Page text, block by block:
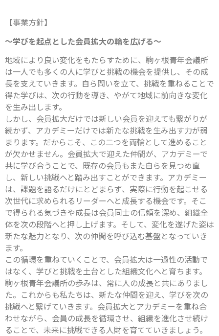
【事業方針】
～学びを起点とした会員拡大の輪を広げる～
地域により良い変化をもたらすために、駒ヶ根青年会議所
は一人でも多くの人に学びと挑戦の機会を提供し、その成
長を支えていきます。自ら問いを立て、挑戦を重ねることで
得た学びは、次の行動を導き、やがて地域に前向きな変化
を生み出します。
しかし、会員拡大だけでは新しい会員を迎えても繋がりが
続かず、アカデミーだけでは新たな挑戦を生み出す力が弱
まります。だからこそ、この二つを両輪として進めること
が欠かせません。会員拡大で迎えた仲間が、アカデミーで
共に学び合うことで、既存の会員もまた自らを見つめ直
し、新しい挑戦へと踏み出すことができます。アカデミー
は、課題を語るだけにとどまらず、実際に行動を起こせる
次世代に求められるリーダーへと成長する機会です。そこ
で得られる気づきや成長は会員同士の信頼を深め、組織全
体を次の段階へと押し上げます。そして、変化を遂げた姿は
新たな魅力となり、次の仲間を呼び込む基盤となっていき
ます。
この循環を重ねていくことで、会員拡大は一過性の活動で
はなく、学びと挑戦を土台とした組織文化へと育ちます。
駒ヶ根青年会議所の歩みは、常に人の成長と共にありまし
た。これからも私たちは、新たな仲間を迎え、学びを次の
挑戦へと繋げていきます。会員拡大とアカデミーを重ね合
わせながら、会員の成長を循環させ、組織を進化させ続け
ることで、未来に挑戦できる人財を育てていきましょう。